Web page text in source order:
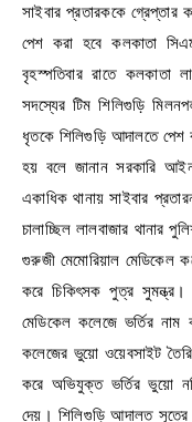
সাইবার প্রতারককে গ্রেপ্তার
পেশ করা হবে কলকাতা
বৃহস্পতিবার রাতে কলকাতা
সদস্যের টিম শিলিগুড়ি
ধৃতকে শিলিগুড়ি আদালতে পেশ
হয় বলে জানান সরকারি
একাধিক থানায় সাইবার
চালাচ্ছিল লালবাজার থানার
গুরুজী মেমোরিয়াল মেডিকেল
করে চিকিৎসক পুত্র সুমন্ত্র।
মেডিকেল কলেজে ভর্তির
কলেজের ভুয়ো ওয়েবসাইট
করে অভিযুক্ত ভর্তির ভুয়ো
দেয়। শিলিগুড়ি আদালত সূত্রে